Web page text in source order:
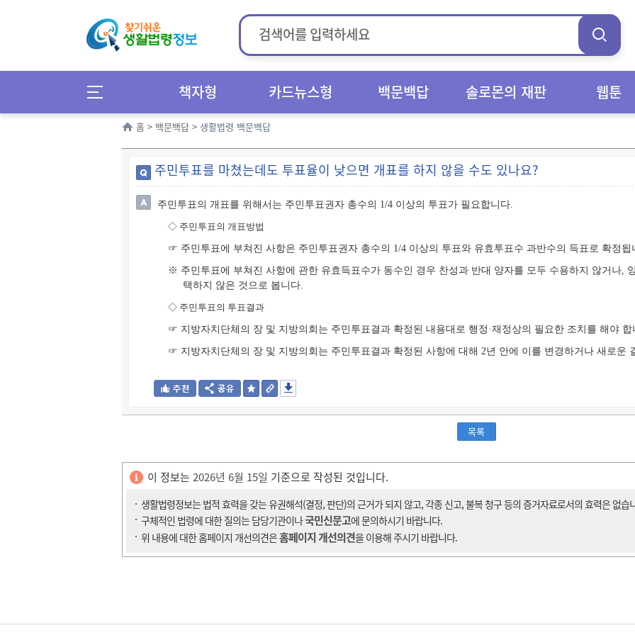
책자형 카드뉴스형 백문백답 솔로몬의 재판 웹툰
홈 > 백문백답 > 생활법령 백문백답
주민투표를 마쳤는데도 투표율이 낮으면 개표를 하지 않을 수도 있나요?
주민투표의 개표를 위해서는 주민투표권자 총수의 1/4 이상의 투표가 필요합니다.
◇ 주민투표의 개표방법
☞ 주민투표에 부쳐진 사항은 주민투표권자 총수의 1/4 이상의 투표와 유효투표수 과반수의 득표로 확정됩
※ 주민투표에 부쳐진 사항에 관한 유효득표수가 동수인 경우 찬성과 반대 양자를 모두 수용하지 않거나,
택하지 않은 것으로 봅니다.
◇ 주민투표의 투표결과
☞ 지방자치단체의 장 및 지방의회는 주민투표결과 확정된 내용대로 행정·재정상의 필요한 조치를 해야 합
☞ 지방자치단체의 장 및 지방의회는 주민투표결과 확정된 사항에 대해 2년 안에 이를 변경하거나 새로운
목록
이 정보는 2026년 6월 15일 기준으로 작성된 것입니다.
생활법령정보는 법적 효력을 갖는 유권해석(결정, 판단)의 근거가 되지 않고, 각종 신고, 불복 청구 등의 증거자료로서의 효력은 없습
구체적인 법령에 대한 질의는 담당기관이나국민신문고에 문의하시기 바랍니다.
위 내용에 대한 홈페이지 개선의견은홈페이지 개선의견을 이용해 주시기 바랍니다.